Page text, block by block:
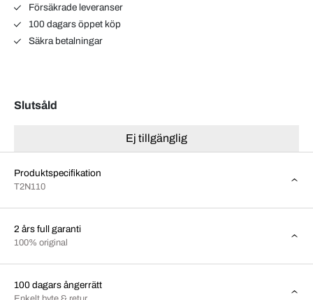
Försäkrade leveranser
100 dagars öppet köp
Säkra betalningar
Slutsåld
Ej tillgänglig
Produktspecifikation
T2N110
2 års full garanti
100% original
100 dagars ångerrätt